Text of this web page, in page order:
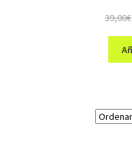
39,00€